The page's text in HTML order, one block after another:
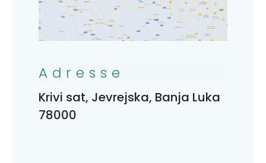
Adresse
Krivi sat, Jevrejska, Banja Luka
78000